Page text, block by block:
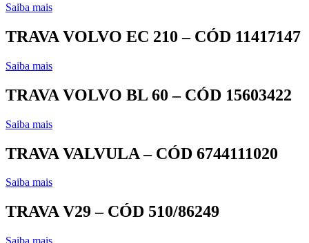
Saiba mais
TRAVA VOLVO EC 210 – CÓD 11417147
Saiba mais
TRAVA VOLVO BL 60 – CÓD 15603422
Saiba mais
TRAVA VALVULA – CÓD 6744111020
Saiba mais
TRAVA V29 – CÓD 510/86249